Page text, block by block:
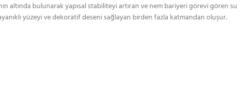
altında bulunarak yapısal stabiliteyi artıran ve nem bariyeri görevi gören su
yüzeyi ve dekoratif deseni sağlayan birden fazla katmandan oluşur.